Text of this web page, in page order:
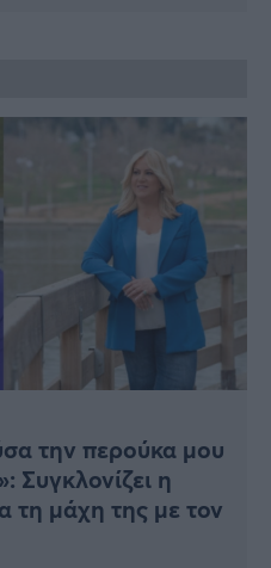
την περούκα µου
Συγκλονίζει η
τη μάχη της με τον